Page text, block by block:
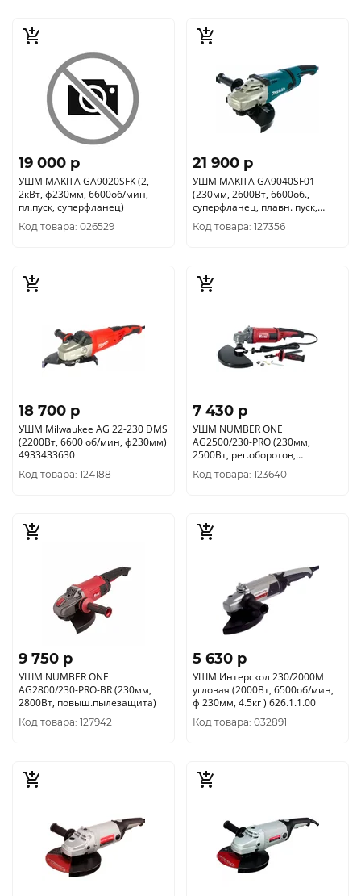
19 000 p
УШМ MAKITA GA9020SFK (2,
2кВт, ф230мм, 6600об/мин,
пл.пуск, суперфланец)
Код товара: 026529
21 900 p
УШМ MAKITA GA9040SF01
(230мм, 2600Вт, 6600об.,
суперфланец, плавн. пуск,
антивиб рук.)
Код товара: 127356
18 700 p
УШМ Milwaukee AG 22-230 DMS
(2200Вт, 6600 об/мин, ф230мм)
4933433630
Код товара: 124188
7 430 p
УШМ NUMBER ONE
AG2500/230-PRO (230мм,
2500Вт, рег.оборотов,
повыш.пылезащита, Японский
подшипник)
Код товара: 123640
9 750 p
УШМ NUMBER ONE
AG2800/230-PRO-BR (230мм,
2800Вт, повыш.пылезащита)
Код товара: 127942
5 630 p
УШМ Интерскол 230/2000М
угловая (2000Вт, 6500об/мин,
ф 230мм, 4.5кг ) 626.1.1.00
Код товара: 032891